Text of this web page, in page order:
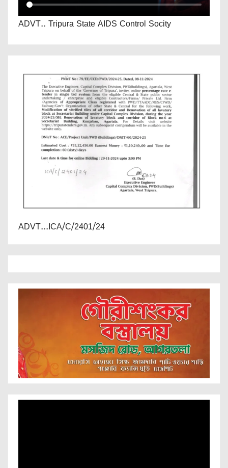
ADVT.. Tripura State AIDS Control Socity
ADVT...ICA/C/2401/24